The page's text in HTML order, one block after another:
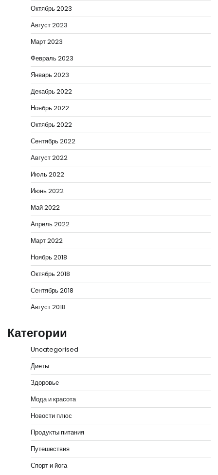
Октябрь 2023
Август 2023
Март 2023
Февраль 2023
Январь 2023
Декабрь 2022
Ноябрь 2022
Октябрь 2022
Сентябрь 2022
Август 2022
Июль 2022
Июнь 2022
Май 2022
Апрель 2022
Март 2022
Ноябрь 2018
Октябрь 2018
Сентябрь 2018
Август 2018
Категории
Uncategorised
Диеты
Здоровье
Мода и красота
Новости плюс
Продукты питания
Путешествия
Спорт и йога